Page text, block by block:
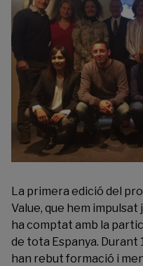
La primera edició del
Value, que hem impulsat
ha comptat amb la
de tota Espanya. Durant
han rebut formació i